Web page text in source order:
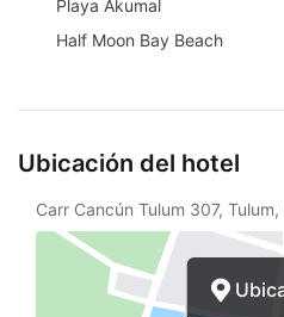
Playa Akumal
Half Moon Bay Beach
Ubicación del hotel
Carr Cancún Tulum 307,